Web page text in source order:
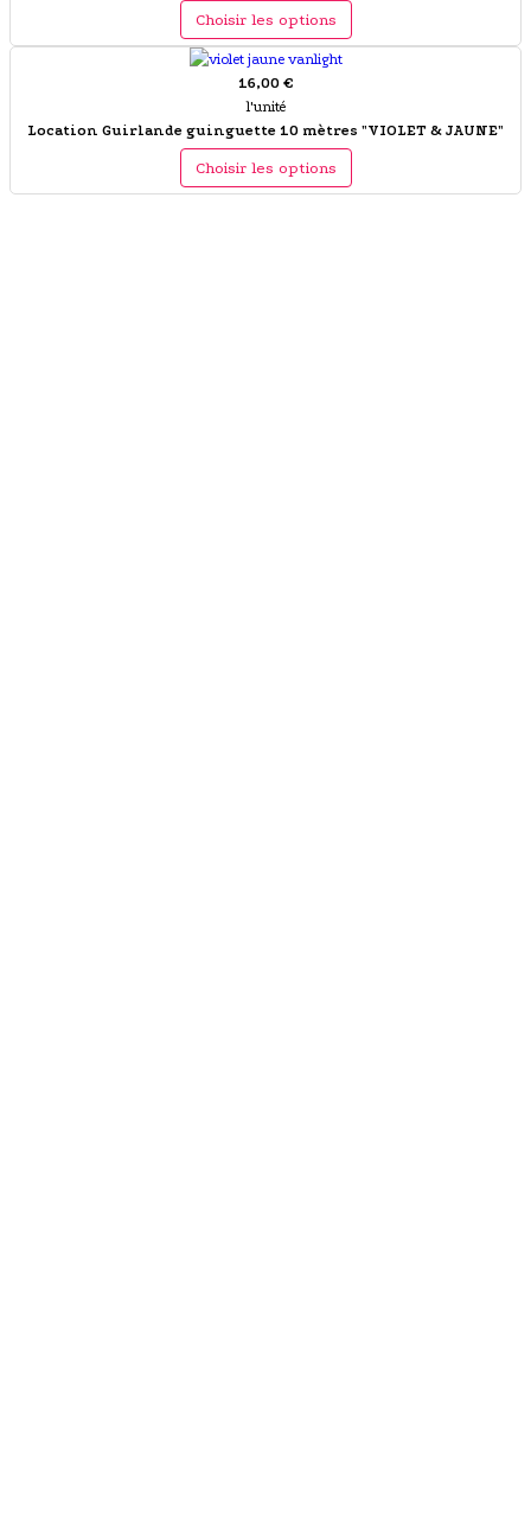
Choisir les options
16,00 €
l'unité
Location Guirlande guinguette 10 mètres "VIOLET & JAUNE"
Choisir les options